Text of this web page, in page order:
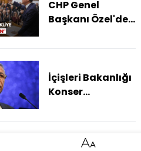
CHP Genel
Başkanı Özel'den
Bahçeli'ye Emekli
İçişleri Bakanlığı
Konser
İlgili Soruşturma